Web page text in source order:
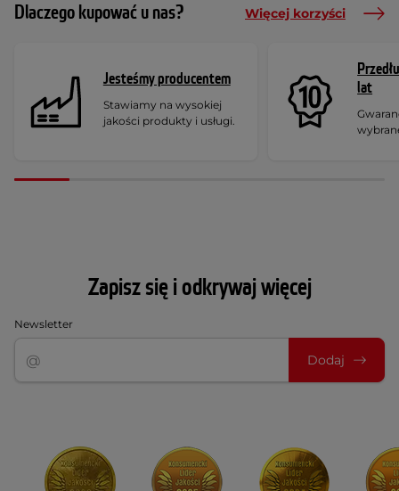
Dlaczego kupować u nas? Więcej korzyści
Jesteśmy producentem
Stawiamy na wysokiej
jakości produkty i usługi.
lat
Zapisz się i odkrywaj więcej
Newsletter
Dodaj